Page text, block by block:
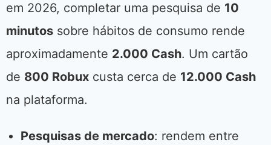
em 2026, completar uma pesquisa de 10
minutos sobre hábitos de consumo rende
aproximadamente 2.000 Cash. Um cartão
de 800 Robux custa cerca de 12.000 Cash
na plataforma.
Pesquisas de mercado: rendem entre